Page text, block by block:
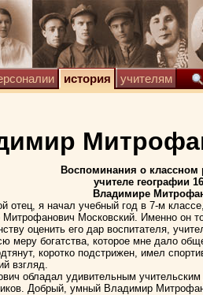
история учителям
Воспоминания о классном
учителе географии
Владимире
отец, я начал учебный год в 7-м
Московский. Именно он
оценить его дар воспитателя,
меру богатства, которое мне дало
коротко подстрижен, имел
взгляд.
обладал удивительным
Добрый, умный Владимир